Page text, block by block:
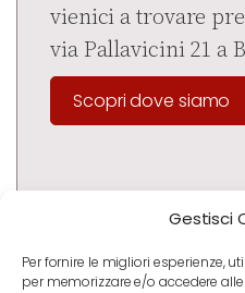
Gestisci
Per fornire le migliori esperienze,
per memorizzare e/o accedere
vienici a trovare
via Pallavicini 21 a
Scopri dove siamo